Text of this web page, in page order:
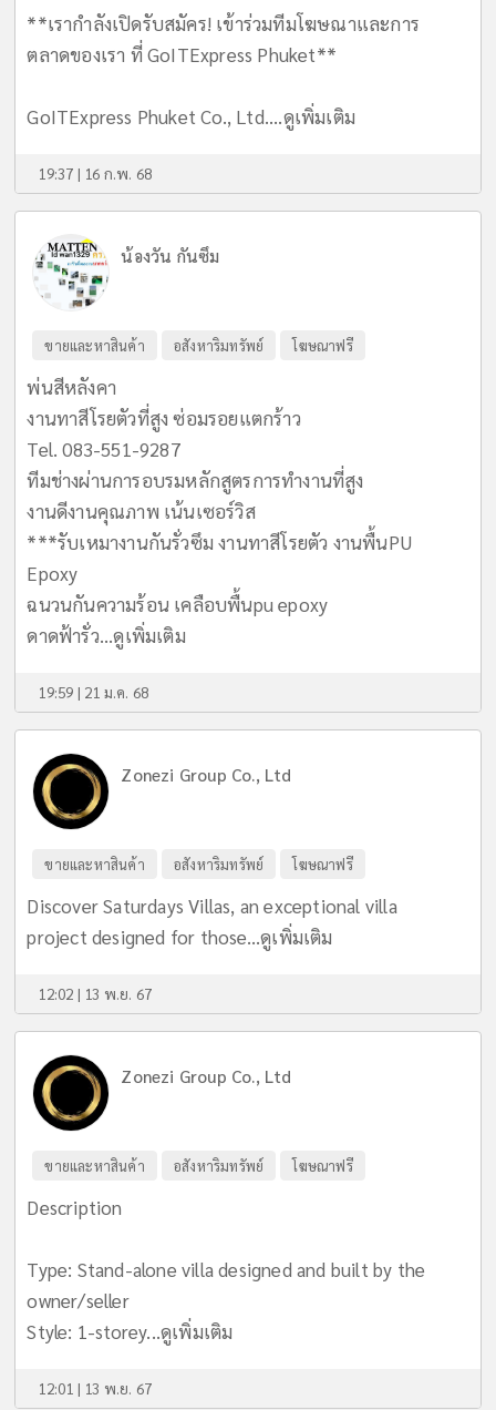
**เรากำลังเปิดรับสมัคร! เข้าร่วมทีมโฆษณาและการ
ตลาดของเรา ที่ GoITExpress Phuket**
GoITExpress Phuket Co., Ltd....ดูเพิ่มเติม
19:37 | 16 ก.พ. 68
น้องวัน กันซึม
ขายและหาสินค้า อสังหาริมทรัพย์ โฆษณาฟรี
พ่นสีหลังคา
งานทาสีโรยตัวที่สูง ซ่อมรอยแตกร้าว
Tel. 083-551-9287
ทีมช่างผ่านการอบรมหลักสูตรการทำงานที่สูง
งานดีงานคุณภาพ เน้นเซอร์วิส
***รับเหมางานกันรั่วซึม งานทาสีโรยตัว งานพื้นPU
Epoxy
ฉนวนกันความร้อน เคลือบพื้นpu epoxy
ดาดฟ้ารั่ว...ดูเพิ่มเติม
19:59 | 21 ม.ค. 68
Zonezi Group Co., Ltd
ขายและหาสินค้า อสังหาริมทรัพย์ โฆษณาฟรี
Discover Saturdays Villas, an exceptional villa
project designed for those...ดูเพิ่มเติม
12:02 | 13 พ.ย. 67
Zonezi Group Co., Ltd
ขายและหาสินค้า อสังหาริมทรัพย์ โฆษณาฟรี
Description
Type: Stand-alone villa designed and built by the
owner/seller
Style: 1-storey...ดูเพิ่มเติม
12:01 | 13 พ.ย. 67